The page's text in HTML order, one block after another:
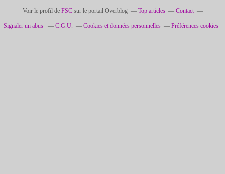
Voir le profil de FSCsur le portail Overblog Top articles Contact
Signaler un abus C.G.U. Cookies et données personnelles Préférences cookies